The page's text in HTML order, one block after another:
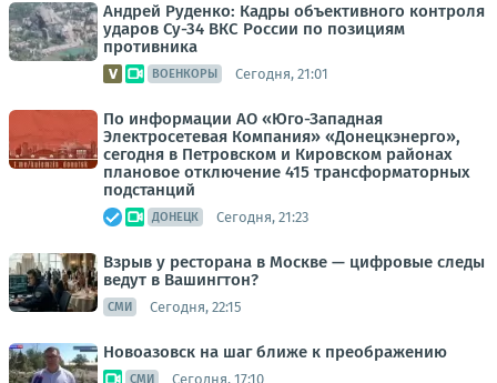
Андрей Руденко: Кадры объективного контроля
ударов Су-34 ВКС России по позициям
противника
ВОЕНКОРЫ Сегодня, 21:01
По информации АО «Юго-Западная
Электросетевая Компания» «Донецкэнерго»,
сегодня в Петровском и Кировском районах
плановое отключение 415 трансформаторных
подстанций
ДОНЕЦК Сегодня, 21:23
Взрыв у ресторана в Москве — цифровые следы
ведут в Вашингтон?
СМИ Сегодня, 22:15
Новоазовск на шаг ближе к преображению
СМИ Сегодня, 17:10